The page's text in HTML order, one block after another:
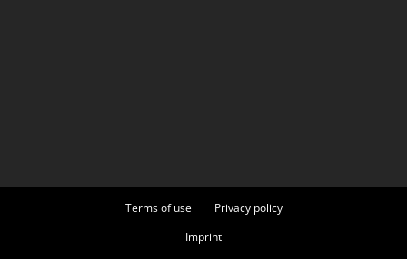
Terms of use
Privacy policy
Imprint